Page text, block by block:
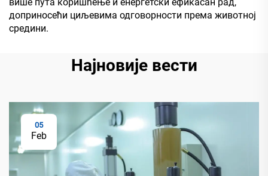
доприносећи циљевима одговорности према животној
средини.
Најновије вести
05
Feb